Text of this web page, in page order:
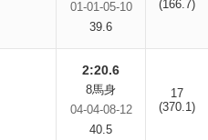
01-01-05-10
39.6
(166.7)
2:20.6
8馬身
04-04-08-12
40.5
17
(370.1)